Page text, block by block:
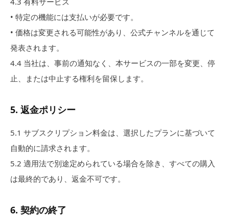
• 特定の機能には支払いが必要です。
• 価格は変更される可能性があり、公式チャンネルを通じて
発表されます。
4.4 当社は、事前の通知なく、本サービスの一部を変更、停
止、または中止する権利を留保します。
5. 返金ポリシー
5.1 サブスクリプション料金は、選択したプランに基づいて
自動的に請求されます。
5.2 適用法で別途定められている場合を除き、すべての購入
は最終的であり、返金不可です。
6. 契約の終了